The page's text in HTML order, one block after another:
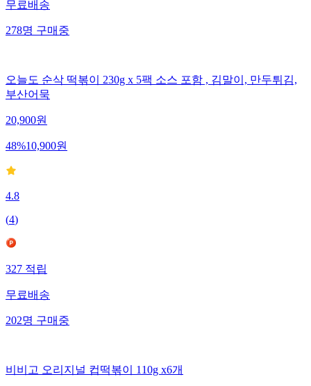
무료배송
278명구매중
오늘도 순삭 떡볶이 230g x 5팩 소스 포함 , 김말이, 만두튀김,
부산어묵
20,900원
48%10,900원
4.8
(4)
327적립
무료배송
202명구매중
비비고 오리지널 컵떡볶이 110g x6개